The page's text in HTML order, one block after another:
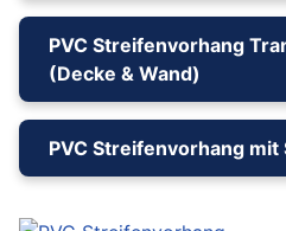
PVC Streifenvorhang
(Decke & Wand)
PVC Streifenvorhang